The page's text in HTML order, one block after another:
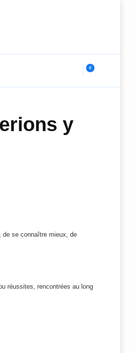
0
y
de se connaître mieux, de
réussites, rencontrées au long